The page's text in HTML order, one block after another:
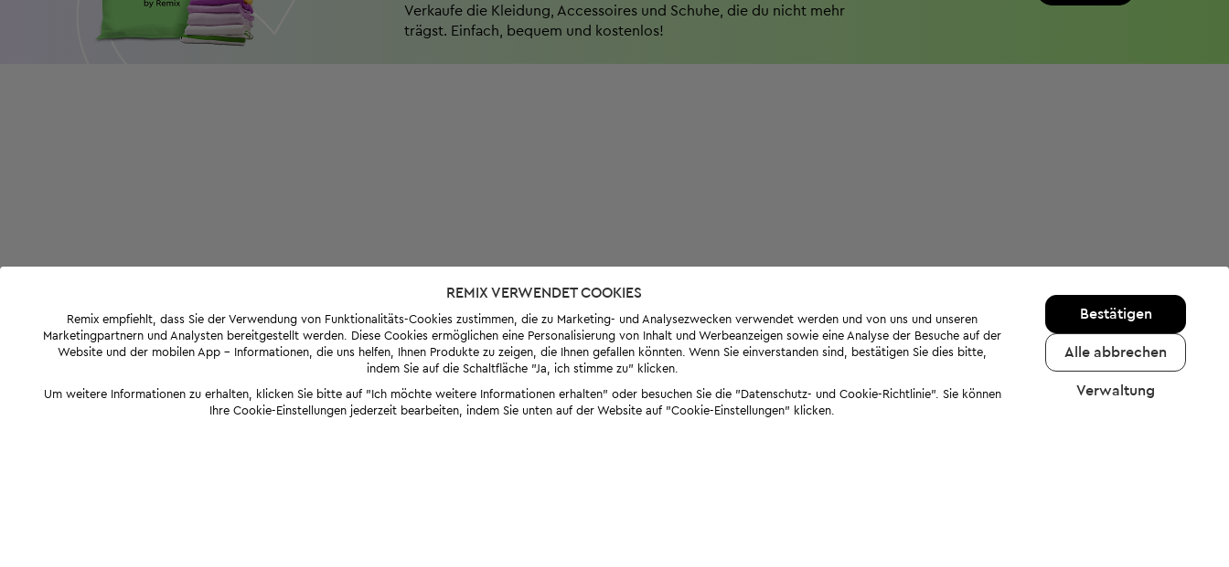
Verkaufe die Kleidung, Accessoires und Schuhe, die du nicht mehr
trägst. Einfach, bequem und kostenlos!
REMIX VERWENDET COOKIES
Remix empfiehlt, dass Sie der Verwendung von Funktionalitäts-Cookies zustimmen, die zu Marketing- und Analysezwecken verwendet werden und von uns und unseren
Marketingpartnern und Analysten bereitgestellt werden. Diese Cookies ermöglichen eine Personalisierung von Inhalt und Werbeanzeigen sowie eine Analyse der Besuche auf der
Website und der mobilen App - Informationen, die uns helfen, Ihnen Produkte zu zeigen, die Ihnen gefallen könnten. Wenn Sie einverstanden sind, bestätigen Sie dies bitte,
indem Sie auf die Schaltfläche "Ja, ich stimme zu" klicken.
Um weitere Informationen zu erhalten, klicken Sie bitte auf "Ich möchte weitere Informationen erhalten" oder besuchen Sie die "Datenschutz- und Cookie-Richtlinie". Sie können
Ihre Cookie-Einstellungen jederzeit bearbeiten, indem Sie unten auf der Website auf "Cookie-Einstellungen" klicken.
Bestätigen
Alle abbrechen
Verwaltung